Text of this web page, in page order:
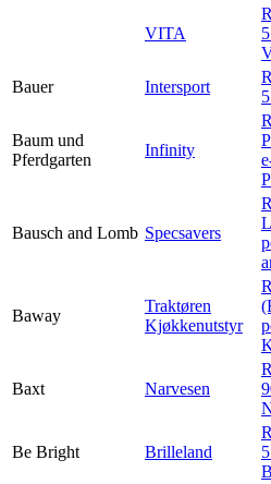
VITA
Bauer
Intersport
Baum und
Pferdgarten
Infinity
Bausch and Lomb Specsavers
Baway
Traktøren
Kjøkkenutstyr
Baxt Narvesen
Be Bright Brilleland